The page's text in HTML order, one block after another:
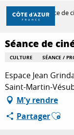
Aller
contenu
principal
À FAIRE
Accueil Séance de
Séance de
CULTURE SÉANCE /
Espace Jean
Saint-Martin-
M'y rendre
Partager